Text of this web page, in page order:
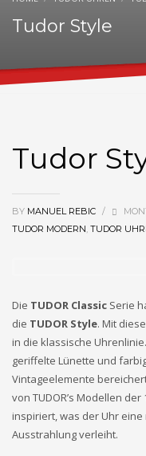
Tudor Style
Tudor
BY MANUEL REBIC /
TUDOR MODERN TUDOR
Die TUDOR Classic Serie
die TUDOR Style. Mit
in die klassische
geriffelte Lünette und
Vintageelemente
von TUDOR’s Modellen
inspiriert, was der Uhr
Ausstrahlung verleiht.